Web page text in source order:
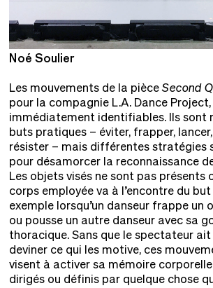
Noé Soulier
Les mouvements de la pièceSecond
pour la compagnie L.A. Dance
immédiatement identifiables. Ils sont
buts pratiques – éviter, frapper,
résister – mais différentes stratégies
pour désamorcer la reconnaissance
Les objets visés ne sont pas présents
corps employée va à l’encontre du but
exemple lorsqu’un danseur frappe un
ou pousse un autre danseur avec sa
thoracique. Sans que le spectateur ait
deviner ce qui les motive, ces
visent à activer sa mémoire
dirigés ou définis par quelque chose